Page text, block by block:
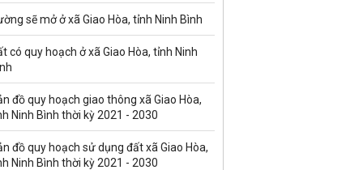
sẽ mở ở xã Giao Hòa, tỉnh Ninh Bình
có quy hoạch ở xã Giao Hòa, tỉnh Ninh
đồ quy hoạch giao thông xã Giao Hòa,
Ninh Bình thời kỳ 2021 - 2030
đồ quy hoạch sử dụng đất xã Giao Hòa,
Ninh Bình thời kỳ 2021 - 2030